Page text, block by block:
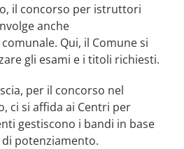
il concorso per istruttori
anche
Qui, il Comune si
gli esami e i titoli richiesti.
per il concorso nel
ci si affida ai Centri per
gestiscono i bandi in base
potenziamento.